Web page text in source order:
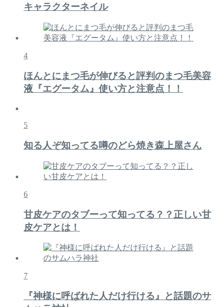
キャラクターネイル
4
ほんとにまつ毛が伸びると評判のまつ毛美容
液『エグータム』使い方と注意点！！
5
知る人ぞ知ってる噂のどら焼き森上屋さん
6
甘皮ケアのタブーって知ってる？？正しい甘
皮ケアとは！
7
『神様に呼ばれた人だけ行ける』と話題のサ